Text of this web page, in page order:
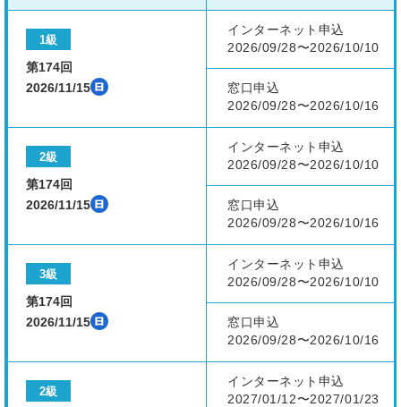
1級
第174回
2026/11/15
インターネット申込
2026/09/28〜2026/10/10
窓口申込
2026/09/28〜2026/10/16
2級
第174回
2026/11/15
インターネット申込
2026/09/28〜2026/10/10
窓口申込
2026/09/28〜2026/10/16
3級
第174回
2026/11/15
インターネット申込
2026/09/28〜2026/10/10
窓口申込
2026/09/28〜2026/10/16
2級
インターネット申込
2027/01/12〜2027/01/23